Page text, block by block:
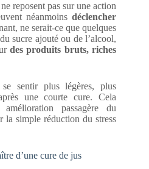
reposent pas sur une action
néanmoinsdéclencher
ne serait-ce que quelques
sucre ajouté ou de l’alcool,
des produits bruts, riches
se sentir plus légères, plus
une courte cure. Cela
passagère du
la simple réduction du stress
d’une cure de jus